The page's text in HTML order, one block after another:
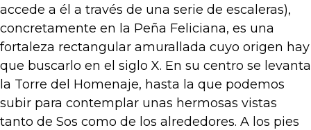
accede a él a través de una serie de escaleras),
concretamente en la Peña Feliciana, es una
fortaleza rectangular amurallada cuyo origen hay
que buscarlo en el siglo X. En su centro se levanta
la Torre del Homenaje, hasta la que podemos
subir para contemplar unas hermosas vistas
tanto de Sos como de los alrededores. A los pies